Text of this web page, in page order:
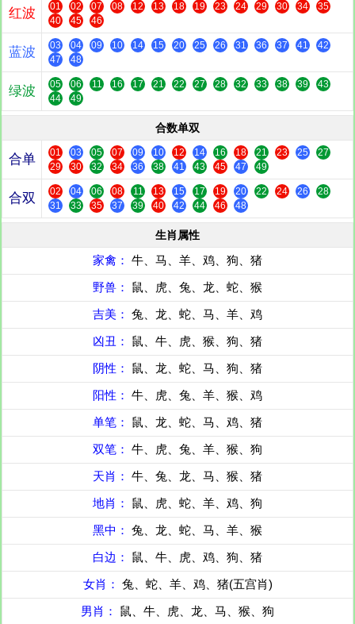
红波 01 02 07 08 12 13 18 19 23 24 29 30 34
35
40
45 46
蓝波 03 04 09 10 14 15 20 25 26 31 36 37 41
42
47
48
绿波 05 06 11 16 17 21 22 27 28 32 33 38 39
43
44
49
合数单双
合单 01 03 05 07 09 10 12 14 16 18 21 23 25
27
29
30 32 34 36 38 41 43 45 47 49
合双 02 04 06 08 11 13 15 17 19 20 22 24 26
28
31
33 35 37 39 40 42 44 46 48
生肖属性
家禽： 牛、马、羊、鸡、狗、猪
野兽： 鼠、虎、兔、龙、蛇、猴
吉美： 兔、龙、蛇、马、羊、鸡
凶丑： 鼠、牛、虎、猴、狗、猪
阴性： 鼠、龙、蛇、马、狗、猪
阳性： 牛、虎、兔、羊、猴、鸡
单笔： 鼠、龙、蛇、马、鸡、猪
双笔： 牛、虎、兔、羊、猴、狗
天肖： 牛、兔、龙、马、猴、猪
地肖： 鼠、虎、蛇、羊、鸡、狗
黑中： 兔、龙、蛇、马、羊、猴
白边： 鼠、牛、虎、鸡、狗、猪
女肖： 兔、蛇、羊、鸡、猪(五宫肖)
男肖： 鼠、牛、虎、龙、马、猴、狗